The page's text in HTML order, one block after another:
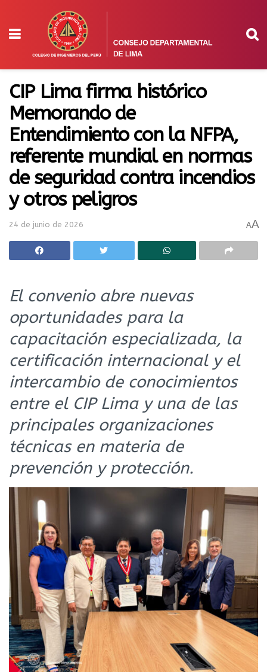
CIP Lima firma histórico
Memorando de
Entendimiento con la NFPA,
referente mundial en normas
de seguridad contra incendios
y otros peligros
24 de junio de 2026 AA
El convenio abre nuevas
oportunidades para la
capacitación especializada, la
certificación internacional y el
intercambio de conocimientos
entre el CIP Lima y una de las
principales organizaciones
técnicas en materia de
prevención y protección.